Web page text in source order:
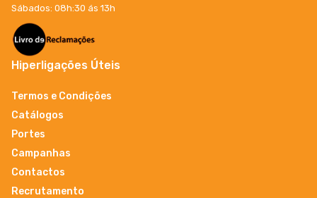
Sábados: 08h:30 ás 13h
Hiperligações Úteis
Termos e Condições
Catálogos
Portes
Campanhas
Contactos
Recrutamento